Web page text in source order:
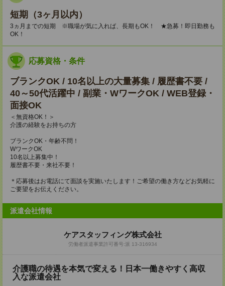
短期（3ヶ月以内）
3ヵ月までの短期 ※職場が気に入れば、長期もOK！ ★急募！即日勤務も
OK！
応募資格・条件
ブランクOK / 10名以上の大量募集 / 履歴書不要 /
40～50代活躍中 / 副業・WワークOK / WEB登録・
面接OK
＜無資格OK！＞
介護の経験をお持ちの方
ブランクOK・年齢不問！
WワークOK
10名以上募集中！
履歴書不要・来社不要！
＊応募後はお電話にて面談を実施いたします！ご希望の働き方などお気軽に
ご要望をお伝えください。
派遣会社情報
ケアスタッフィング株式会社
労働者派遣事業許可番号:派 13-316934
介護職の待遇を本気で変える！日本一働きやすく高収
入な派遣会社